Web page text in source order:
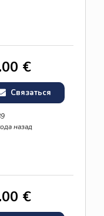
€
Связаться
назад
€